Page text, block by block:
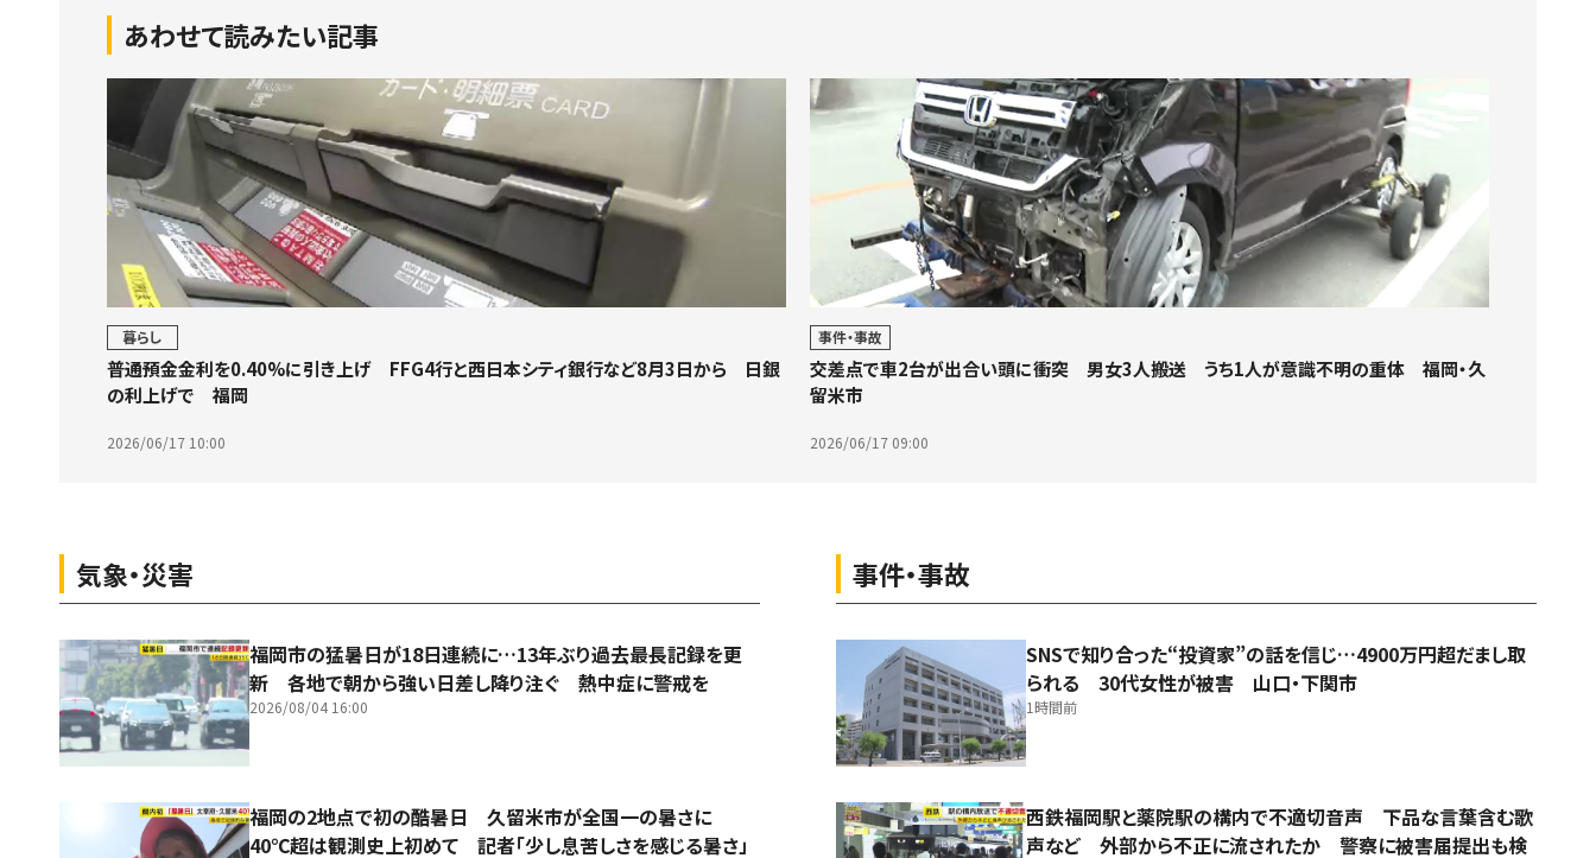
あわせて読みたい記事
暮らし
普通預金金利を0.40%に引き上げ FFG4行と西日本シティ銀行など8月3日から 日銀
の利上げで 福岡
2026/06/17 10:00
事件・事故
交差点で車2台が出合い頭に衝突 男女3人搬送 うち1人が意識不明の重体 福岡・久
留米市
2026/06/17 09:00
気象・災害
福岡市の猛暑日が18日連続に…13年ぶり過去最長記録を更
新 各地で朝から強い日差し降り注ぐ 熱中症に警戒を
2026/08/04 16:00
福岡の2地点で初の酷暑日 久留米市が全国一の暑さに
40℃超は観測史上初めて 記者「少し息苦しさを感じる暑さ」
事件・事故
SNSで知り合った“投資家”の話を信じ…4900万円超だまし取
られる 30代女性が被害 山口・下関市
1時間前
西鉄福岡駅と薬院駅の構内で不適切音声 下品な言葉含む歌
声など 外部から不正に流されたか 警察に被害届提出も検